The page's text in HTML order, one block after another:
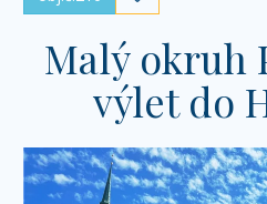
Malý okruh
výlet do